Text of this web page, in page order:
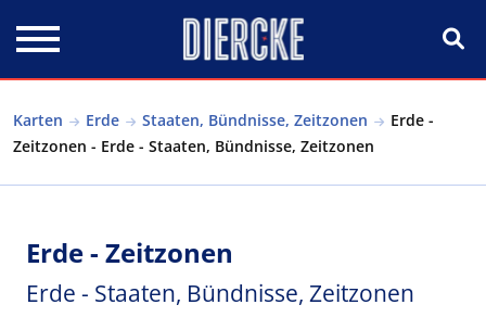
Karten Erde Staaten, Bündnisse, Zeitzonen
Erde -
Zeitzonen - Erde - Staaten, Bündnisse, Zeitzonen
Erde - Zeitzonen
Erde - Staaten, Bündnisse, Zeitzonen